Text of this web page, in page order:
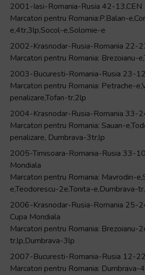
2001-Iasi-Romania-Rusia 42-13,CEN
Marcatori pentru Romania:P.Balan-
e,4tr,3lp,Socol-e,Solomie-e
2002-Krasnodar-Rusia-Romania 22-
Marcatori pentru Romania: Brezoianu-
2003-Bucuresti-Romania-Rusia 23-
Marcatori pentru Romania: Petrache-
penalizare,Tofan-tr,2lp
2004-Krasnodar-Rusia-Romania 33-
Marcatori pentru Romania: Sauan-
penalizare, Dumbrava-3tr,lp
2005-Timisoara-Romania-Rusia 33-
Mondiala
Marcatori pentru Romania: Mavrodin-
e,Teodorescu-2e,Tonita-e,Dumbrava-
2006-Krasnodar-Rusia-Romania 25-
Cupa Mondiala
Marcatori pentru Romania: Brezoianu-
tr,lp,Dumbrava-3lp
2007-Bucuresti-Romania-Rusia 12-
Marcatori pentru Romania: Dumbrava-